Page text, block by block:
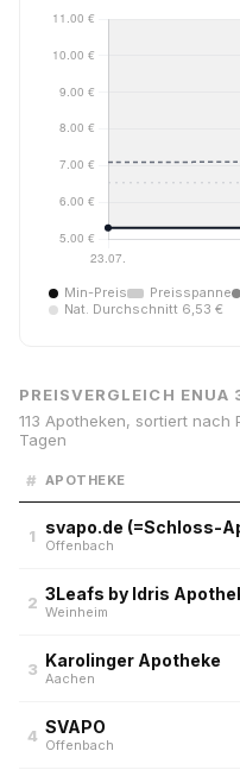
Min-Preis Preisspanne
Nat. Durchschnitt 6,53 €
PREISVERGLEICH ENUA
113 Apotheken, sortiert nach
Tagen
# APOTHEKE
1
Offenbach
2 3Leafs by Idris
Weinheim
3 Karolinger Apotheke
Aachen
4 SVAPO
Offenbach